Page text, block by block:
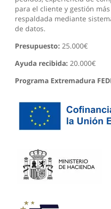
para el cliente y gestión
respaldada mediante
de datos.
Presupuesto: 25.000€
Ayuda recibida: 20.000€
Programa Extremadura